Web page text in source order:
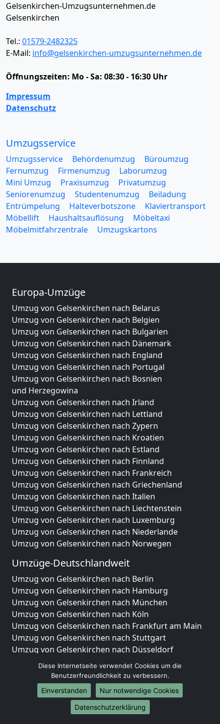
Gelsenkirchen-Umzugsunternehmen.de
Gelsenkirchen
Tel.: 01579-2482325
E-Mail: info@gelsenkirchen-umzugsunternehmen.de
Öffnungszeiten: Mo - Sa: 08:30 - 16:30 Uhr
Impressum
Datenschutz
Umzugsservice
Umzugsservice Behördenumzug
Büroumzug
Fernumzug
Firmenumzug
Laborumzug
Mini Umzug
Praxisumzug
Privatumzug
Seniorenumzug
Studentenumzug
Beiladung
Entrümpelung
Halteverbotszone
Klaviertransport
Möbellift
Haushaltsauflösung
Möbeltaxi
Möbelmitfahrzentrale
Umzugskartons
Europa-Umzüge
Umzug von Gelsenkirchen nach Belarus
Umzug von Gelsenkirchen nach Belgien
Umzug von Gelsenkirchen nach Bulgarien
Umzug von Gelsenkirchen nach Dänemark
Umzug von Gelsenkirchen nach England
Umzug von Gelsenkirchen nach Portugal
Umzug von Gelsenkirchen nach Bosnien
und Herzegowina
Umzug von Gelsenkirchen nach Irland
Umzug von Gelsenkirchen nach Lettland
Umzug von Gelsenkirchen nach Zypern
Umzug von Gelsenkirchen nach Kroatien
Umzug von Gelsenkirchen nach Estland
Umzug von Gelsenkirchen nach Finnland
Umzug von Gelsenkirchen nach Frankreich
Umzug von Gelsenkirchen nach Griechenland
Umzug von Gelsenkirchen nach Italien
Umzug von Gelsenkirchen nach Liechtenstein
Umzug von Gelsenkirchen nach Luxemburg
Umzug von Gelsenkirchen nach Niederlande
Umzug von Gelsenkirchen nach Norwegen
Umzüge-Deutschlandweit
Umzug von Gelsenkirchen nach Berlin
Umzug von Gelsenkirchen nach Hamburg
Umzug von Gelsenkirchen nach München
Umzug von Gelsenkirchen nach Köln
Umzug von Gelsenkirchen nach Frankfurt am Main
Umzug von Gelsenkirchen nach Stuttgart
Umzug von Gelsenkirchen nach Düsseldorf
Umzug von Gelsenkirchen nach Leipzig
Umzug von Gelsenkirchen nach Dortmund
Umzug von Gelsenkirchen nach Essen
Umzug von Gelsenkirchen nach Bremen
Umzug von Gelsenkirchen nach Dresden
Diese Internetseite verwendet Cookies um die
Benutzerfreundlichkeit zu verbessern.
Einverstanden
Nur notwendige Cookies
Datenschutzerklärung